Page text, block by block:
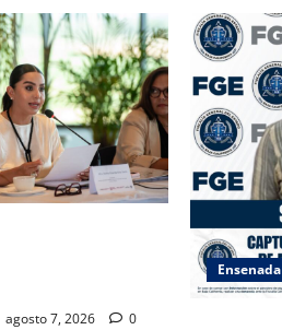
agosto 7, 2026 0
Ensenada